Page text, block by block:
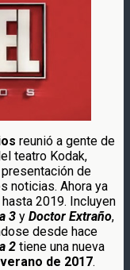
reunió a gente de
teatro Kodak,
de
noticias. Ahora ya
2019. Incluyen
3 y Doctor Extraño,
desde hace
2 tiene una nueva
verano de 2017.